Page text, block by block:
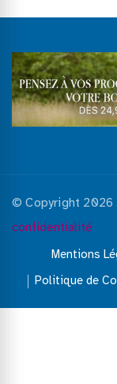
des
© Copyright 2026
confidentialité
Mentions
Politique de